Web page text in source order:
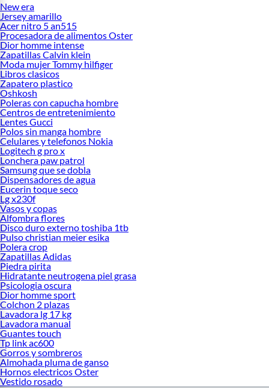
New era
Jersey amarillo
Acer nitro 5 an515
Procesadora de alimentos Oster
Dior homme intense
Zapatillas Calvin klein
Moda mujer Tommy hilfiger
Libros clasicos
Zapatero plastico
Oshkosh
Poleras con capucha hombre
Centros de entretenimiento
Lentes Gucci
Polos sin manga hombre
Celulares y telefonos Nokia
Logitech g pro x
Lonchera paw patrol
Samsung que se dobla
Dispensadores de agua
Eucerin toque seco
Lg x230f
Vasos y copas
Alfombra flores
Disco duro externo toshiba 1tb
Pulso christian meier esika
Polera crop
Zapatillas Adidas
Piedra pirita
Hidratante neutrogena piel grasa
Psicologia oscura
Dior homme sport
Colchon 2 plazas
Lavadora lg 17 kg
Lavadora manual
Guantes touch
Tp link ac600
Gorros y sombreros
Almohada pluma de ganso
Hornos electricos Oster
Vestido rosado